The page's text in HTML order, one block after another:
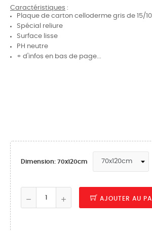
Caractéristiques :
Plaque de carton celloderme gris de 15/
Spécial reliure
Surface lisse
PH neutre
+ d'infos en bas de page...
Dimension: 70x120cm
AJOUTER AU